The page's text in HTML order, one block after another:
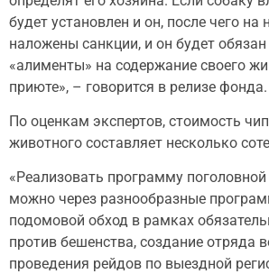
будет установлен и он, после чего на
наложены санкции, и он будет обязан
«алименты» на содержание своего
приюте», – говорится в релизе фонда.
По оценкам экспертов, стоимость
животного составляет несколько
«Реализовать программу поголовной
можно через разнообразные
подомовой обход в рамках
против бешенства, создание отряда
проведения рейдов по выездной